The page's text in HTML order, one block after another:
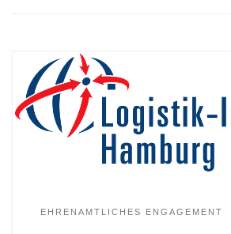
EHRENAMTLICHES ENGAGEMENT